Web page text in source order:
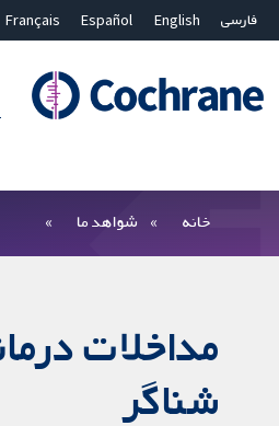
فارسی English
Español
Français
بستن جستجو ✖
خانه شواهد ما
مداخلات
شناگر